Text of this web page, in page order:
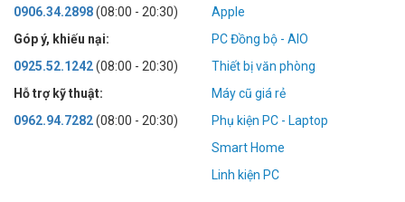
0906.34.2898(08:00 - 20:30)
Góp ý, khiếu nại:
0925.52.1242(08:00 - 20:30)
Hỗ trợ kỹ thuật:
0962.94.7282(08:00 - 20:30)
Apple
PC Đồng bộ - AIO
Thiết bị văn phòng
Máy cũ giá rẻ
Phụ kiện PC - Laptop
Smart Home
Linh kiện PC